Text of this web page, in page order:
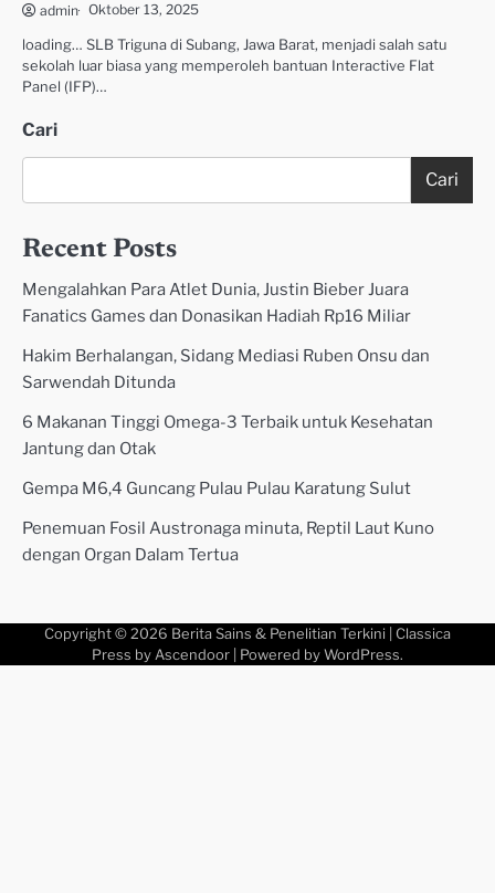
admin Oktober 13, 2025
loading… SLB Triguna di Subang, Jawa Barat, menjadi salah satu
sekolah luar biasa yang memperoleh bantuan Interactive Flat
Panel (IFP)…
Cari
Cari
Recent Posts
Mengalahkan Para Atlet Dunia, Justin Bieber Juara
Fanatics Games dan Donasikan Hadiah Rp16 Miliar
Hakim Berhalangan, Sidang Mediasi Ruben Onsu dan
Sarwendah Ditunda
6 Makanan Tinggi Omega-3 Terbaik untuk Kesehatan
Jantung dan Otak
Gempa M6,4 Guncang Pulau Pulau Karatung Sulut
Penemuan Fosil Austronaga minuta, Reptil Laut Kuno
dengan Organ Dalam Tertua
Copyright © 2026 Berita Sains & Penelitian Terkini | Classica
Press by Ascendoor | Powered by WordPress.